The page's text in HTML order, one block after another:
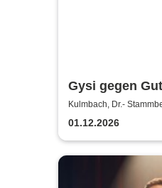
Gysi gegen
2026
Kulmbach, Dr.-
01.12.2026